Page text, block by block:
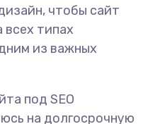
чтобы сайт
типах
из важных
под SEO
на долгосрочную